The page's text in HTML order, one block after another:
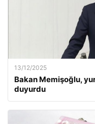
13/12/2025
Bakan Memişoğlu,
duyurdu